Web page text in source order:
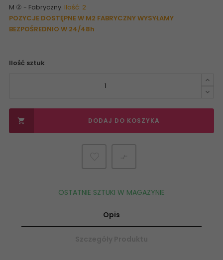
M ② - Fabryczny Ilość: 2
POZYCJE DOSTĘPNE W M2 FABRYCZNY WYSYŁAMY
BEZPOŚREDNIO W 24/48h
Ilość sztuk
 DODAJ DO KOSZYKA
OSTATNIE SZTUKI W MAGAZYNIE
Opis